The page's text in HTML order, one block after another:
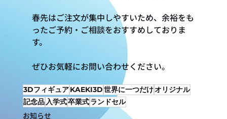
春先はご注文が集中しやすいため、余裕をも
ったご予約・ご相談をおすすめしておりま
す。
ぜひお気軽にお問い合わせください。
3DフィギュアKAEKI3D世界に一つだけオリジナル
記念品入学式卒業式ランドセル
お知らせ